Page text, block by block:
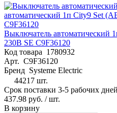
Выключатель автоматический
230В SE C9F36120
Код товара 1780932
Арт. C9F36120
Бренд Systeme Electric
44217 шт.
Срок поставки 3-5 рабочих дней
437.98 руб. / шт.
В корзину